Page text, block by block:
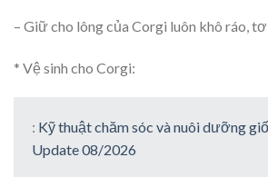
– Giữ cho lông của Corgi luôn khô ráo,
* Vệ sinh cho Corgi:
: Kỹ thuật chăm sóc và nuôi dưỡng
Update 08/2026